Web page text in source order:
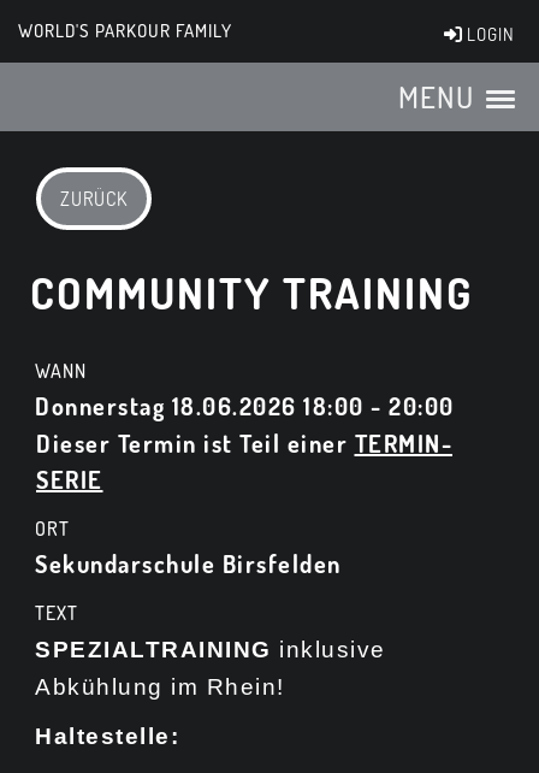
WORLD'S PARKOUR FAMILY LOGIN
MENU
ZURÜCK
COMMUNITY TRAINING
WANN
Donnerstag 18.06.2026 18:00 - 20:00
Dieser Termin ist Teil einer TERMIN-
SERIE
ORT
Sekundarschule Birsfelden
TEXT
SPEZIALTRAINING inklusive
Abkühlung im Rhein!
Haltestelle: